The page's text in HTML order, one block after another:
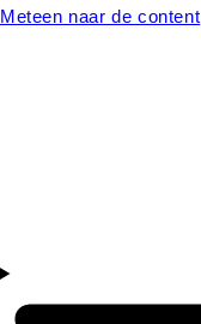
Meteen naar de content